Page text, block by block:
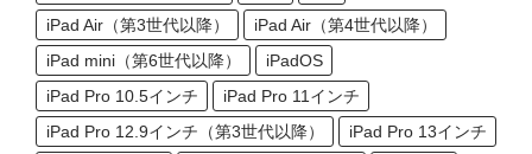
iPad Air（第3世代以降）
iPad Air（第4世代以降）
iPad mini（第6世代以降）
iPadOS
iPad Pro 10.5インチ
iPad Pro 11インチ
iPad Pro 12.9インチ（第3世代以降）
iPad Pro 13インチ